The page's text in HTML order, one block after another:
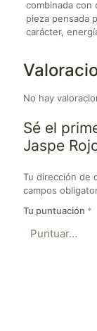
combinada con
pieza pensada
carácter,
No hay
Sé el
Jaspe
Tu dirección de
campos
Tu puntuación *